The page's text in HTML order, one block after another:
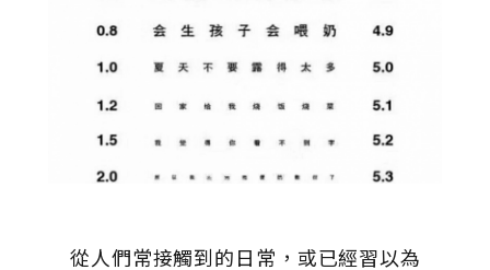
從人們常接觸到的日常，或已經習以為